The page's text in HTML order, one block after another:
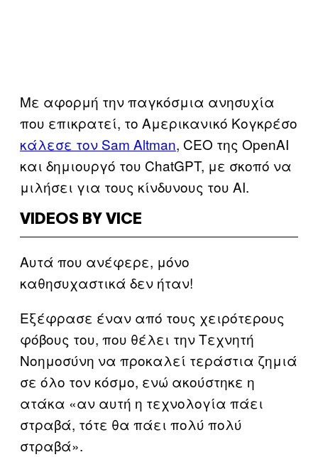
Με αφορμή την παγκόσμια ανησυχία
που επικρατεί, το Αμερικανικό Κογκρέσο
κάλεσε τον Sam Altman, CEO της OpenAI
και δημιουργό του ChatGPT, με σκοπό να
μιλήσει για τους κίνδυνους του ΑΙ.
VIDEOS BY VICE
Αυτά που ανέφερε, μόνο
καθησυχαστικά δεν ήταν!
Εξέφρασε έναν από τους χειρότερους
φόβους του, που θέλει την Τεχνητή
Νοημοσύνη να προκαλεί τεράστια ζημιά
σε όλο τον κόσμο, ενώ ακούστηκε η
ατάκα «αν αυτή η τεχνολογία πάει
στραβά, τότε θα πάει πολύ πολύ
στραβά».